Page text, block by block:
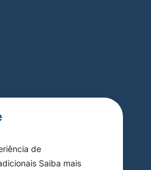
de
Saiba mais